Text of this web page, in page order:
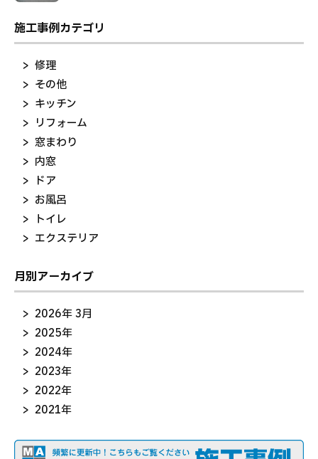
施工事例カテゴリ
修理
その他
キッチン
リフォーム
窓まわり
内窓
ドア
お風呂
トイレ
エクステリア
月別アーカイブ
2026年 3月
2025年
2024年
2023年
2022年
2021年